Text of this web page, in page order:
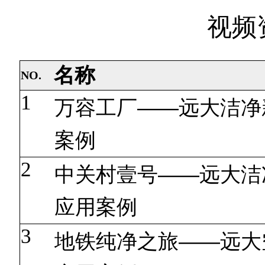
视频
NO.
名称
1
万容工厂——远大洁净
案例
2
中关村壹号——远大洁
应用案例
3
地铁纯净之旅——远大